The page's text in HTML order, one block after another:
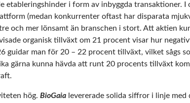
etableringshinder i form av inbyggda transaktioner. I
(medan konkurrenter oftast har disparata
och mer lönsamt än branschen i stort. Att aktien
organisk tillväxt om 21 procent visar hur
guidar man för 20 – 22 procent tillväxt, vilket sågs
gärna kunna hävda att runt 20 procents tillväxt
hög. BioGaia levererade solida siffror i linje